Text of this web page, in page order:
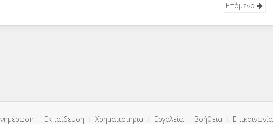
Επόμενο
Εκπαίδευση Χρηματιστήρια Εργαλεία Βοήθεια Επικοινωνία